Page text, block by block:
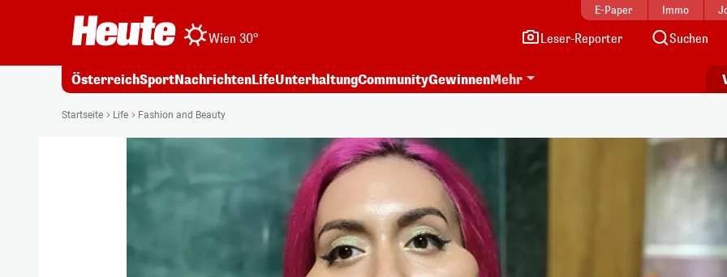
E-Paper Immo
Wien 30° Leser-Reporter Suchen
ÖsterreichSportNachrichtenLifeUnterhaltungCommunityGewinnenMehr
Startseite Life Fashion and Beauty